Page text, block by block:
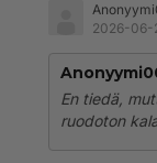
2026-06-
En tiedä,
ruodoton